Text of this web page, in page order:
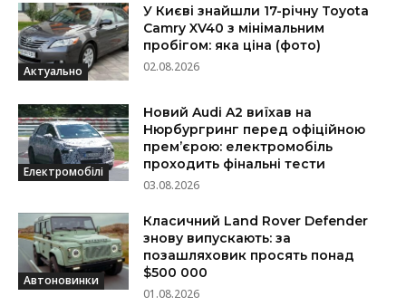
Актуально
У Києві знайшли 17-річну Toyota
Camry XV40 з мінімальним
пробігом: яка ціна (фото)
02.08.2026
Електромобілі
Новий Audi A2 виїхав на
Нюрбургринг перед офіційною
прем’єрою: електромобіль
проходить фінальні тести
03.08.2026
Автоновинки
Класичний Land Rover Defender
знову випускають: за
позашляховик просять понад
$500 000
01.08.2026